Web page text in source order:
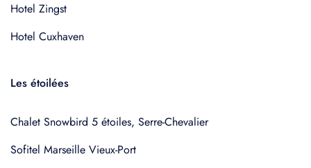
Hotel Zingst
Hotel Cuxhaven
Les étoilées
Chalet Snowbird 5 étoiles, Serre-Chevalier
Sofitel Marseille Vieux-Port